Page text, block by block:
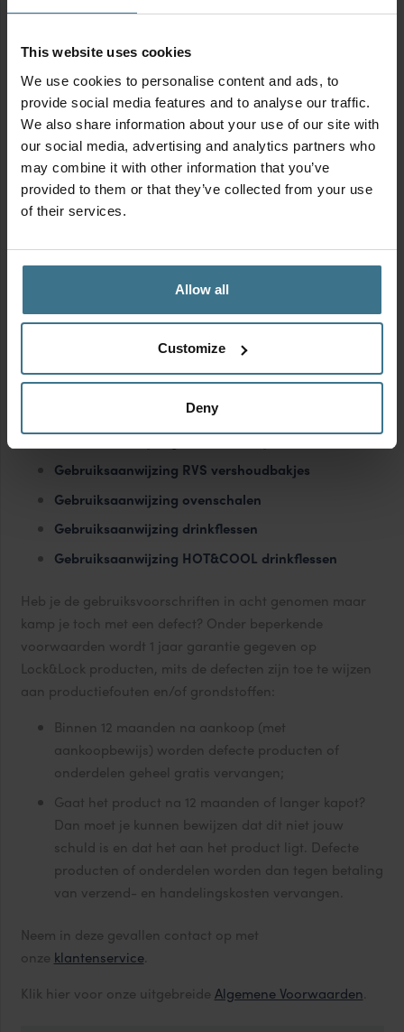
This website uses cookies
We use cookies to personalise content and ads, to
provide social media features and to analyse our traffic.
We also share information about your use of our site with
our social media, advertising and analytics partners who
may combine it with other information that you’ve
provided to them or that they’ve collected from your use
of their services.
Allow all
Customize
Deny
Ondanks de hoge kwaliteit van de Lock&Lock producten
kan het voorkomen dat je een product ontvangt dat niet
aan de eisen voldoet. In dat geval bieden we graag zo
snel mogelijk een passende oplossing. Wanneer een
product defect is op het moment dat je het ontvangt,
neem dan direct contact op met onzeklantenservice:
E:info@locklock.nl
GEBRUIKSVOORSCHRIFTEN
hebben een gebruiksaanwijzing. Neem deze
gebruiksvoorschriften in acht voor een lange levensduur
en optimaal gebruik van de producten.
Gebruiksaanwijzing vershoudbakjes
Gebruiksaanwijzing RVS vershoudbakjes
Gebruiksaanwijzing ovenschalen
Gebruiksaanwijzing drinkflessen
Gebruiksaanwijzing HOT&COOL drinkflessen
Heb je de gebruiksvoorschriften in acht genomen maar
kamp je toch met een defect? Onder beperkende
voorwaarden wordt 1 jaar garantie gegeven op
Lock&Lock producten, mits de defecten zijn toe te wijzen
aan productiefouten en/of grondstoffen:
Binnen 12 maanden na aankoop (met
aankoopbewijs) worden defecte producten of
onderdelen geheel gratis vervangen;
Gaat het product na 12 maanden of langer kapot?
Dan moet je kunnen bewijzen dat dit niet jouw
schuld is en dat het aan het product ligt. Defecte
producten of onderdelen worden dan tegen betaling
van verzend- en handelingskosten vervangen.
Neem in deze gevallen contact op met
onze klantenservice.
Klik hier voor onze uitgebreide Algemene Voorwaarden